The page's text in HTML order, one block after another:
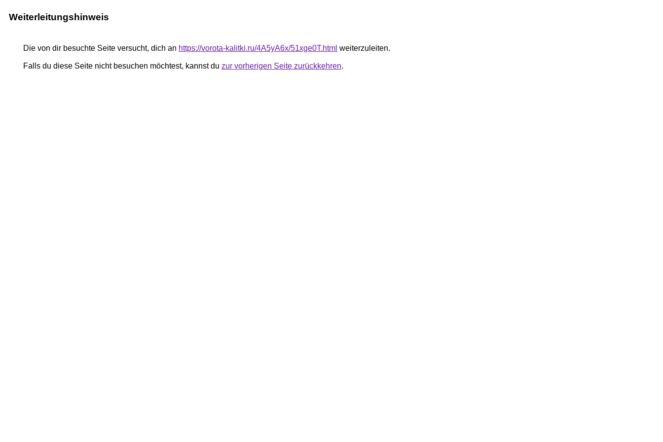
Weiterleitungshinweis
Die von dir besuchte Seite versucht, dich an https://vorota-kalitki.ru/4A5yA6x/51xge0T.html weiterzuleiten.
Falls du diese Seite nicht besuchen möchtest, kannst du zur vorherigen Seite zurückkehren.